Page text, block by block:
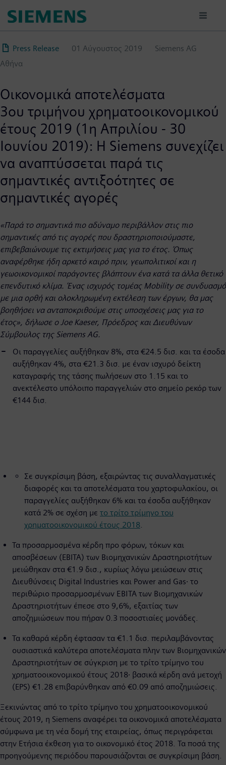
προς
κυρίως
περιεχόμενο
Press Release 01 Αύγουστος 2019
Siemens AG
Αθήνα
Οικονομικά αποτελέσματα
3ου τριμήνου χρηματοοικονομικού
έτους 2019 (1η Απριλίου - 30
Ιουνίου 2019): H Siemens συνεχίζει
να αναπτύσσεται παρά τις
σημαντικές αντιξοότητες σε
σημαντικές αγορές
«Παρά το σημαντικά πιο αδύναμο περιβάλλον στις πιο
σημαντικές από τις αγορές που δραστηριοποιούμαστε,
επιβεβαιώνουμε τις εκτιμήσεις μας για το έτος. Όπως
αναφέρθηκε ήδη αρκετό καιρό πριν, γεωπολιτικοί και η
γεωοικονομικοί παράγοντες βλάπτουν ένα κατά τα άλλα θετικό
επενδυτικό κλίμα. Ένας ισχυρός τομέας Μobility σε συνδυασμό
με μια ορθή και ολοκληρωμένη εκτέλεση των έργων, θα μας
βοηθήσει να ανταποκριθούμε στις υποσχέσεις μας για το
έτος», δήλωσε οJoe Kaeser, Πρόεδρος και Διευθύνων
Σύμβουλος της Siemens AG.
Οι παραγγελίες αυξήθηκαν 8%, στα €24.5 δισ. και τα έσοδα
αυξήθηκαν 4%, στα €21.3 δισ. με έναν ισχυρό δείκτη
καταγραφής της τάσης πωλήσεων στο 1.15 και το
ανεκτέλεστο υπόλοιπο παραγγελιών στο σημείο ρεκόρ των
€144 δισ.
Σε συγκρίσιμη βάση, εξαιρώντας τις συναλλαγματικές
διαφορές και τα αποτελέσματα του χαρτοφυλακίου, οι
παραγγελίες αυξήθηκαν 6% και τα έσοδα αυξήθηκαν
κατά 2% σε σχέση με το τρίτο τρίμηνο του
χρηματοοικονομικού έτους 2018.
Τα προσαρμοσμένα κέρδη προ φόρων, τόκων και
αποσβέσεων (EBITA) των Βιομηχανικών Δραστηριοτήτων
μειώθηκαν στα €1.9 δισ., κυρίως λόγω μειώσεων στις
Διευθύνσεις Digital Industries και Power and Gas∙ το
περιθώριο προσαρμοσμένων ΕΒΙΤΑ των Βιομηχανικών
Δραστηριοτήτων έπεσε στο 9,6%, εξαιτίας των
αποζημιώσεων που πήραν 0.3 ποσοστιαίες μονάδες.
Τα καθαρά κέρδη έφτασαν τα €1.1 δισ. περιλαμβάνοντας
ουσιαστικά καλύτερα αποτελέσματα πλην των Βιομηχανικών
Δραστηριοτήτων σε σύγκριση με το τρίτο τρίμηνο του
χρηματοοικονομικού έτους 2018∙ βασικά κέρδη ανά μετοχή
(EPS) €1.28 επιβαρύνθηκαν από €0.09 από αποζημιώσεις.
Ξεκινώντας από το τρίτο τρίμηνο του χρηματοοικονομικού
έτους 2019, η Siemens αναφέρει τα οικονομικά αποτελέσματα
σύμφωνα με τη νέα δομή της εταιρείας, όπως περιγράφεται
στην Ετήσια έκθεση για το οικονομικό έτος 2018. Τα ποσά της
προηγούμενης περιόδου παρουσιάζονται σε συγκρίσιμη βάση.